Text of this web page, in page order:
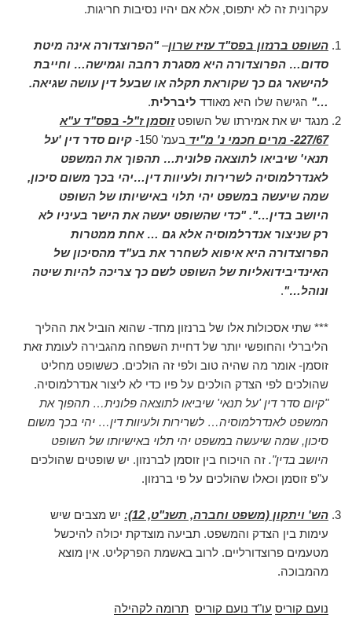
עקרונית זה לא יתפוס, אלא אם יהיו נסיבות חריגות.
השופט ברנזון בפס"ד עזיז שרון–"הפרוצדורה אינה מיטת
סדום… הפרוצדורה היא מסגרת רחבה וגמישה… וחייבת
להישאר גם כך שקוראת תקלה או שבעל דין עושה שגיאה.
…" הגישה שלו היא מאודד ליברלית.
מנגד יש את אמירתו של השופטזוסמן ז"ל- בפס"ד ע"א
227/67- מרים חכמי נ' מ"יד
בעמ' 150-
קיום סדר דין 'על
תנאי' שיביאו לתוצאה פלונית… תהפוך את המשפט
לאנדרלמוסיה לשרירות ולעיוות דין…יהי בכך משום סיכון,
שמה שיעשה במשפט יהי תלוי באישיותו של השופט
היושב בדין…". "כדי שהשופט יעשה את הישר בעיניו לא
רק שניצור אנדרלמוסיה אלא גם … אחת ממטרות
הפרוצדורה היא איפוא לשחרר את בע"ד מהסיכון של
האינדיבידואליות של השופט לשם כך צריכה להיות שיטה
ונוהל…".
*** שתי אסכולות אלו של ברנזון מחד- שהוא הוביל את ההליך
הליברלי והחופשי יותר של דחיית השפחה מהגבירה לעומת זאת
זוסמן- אומר מה שהיה טוב ולפי זה הולכים. כששופט מחליט
שהולכים לפי הצדק הולכים על פיו כדי לא ליצור אנדרלמוסיה.
"קיום סדר דין 'על תנאי' שיביאו לתוצאה פלונית… תהפוך את
המשפט לאנדרלמוסיה… לשרירות ולעיוות דין… יהי בכך משום
סיכון, שמה שיעשה במשפט יהי תלוי באישיותו של השופט
היושב בדין". זה הויכוח בין זוסמן לברנזון. יש שופטים שהולכים
ע"פ זוסמן וכאלו שהולכים על פי ברנזון.
הש' ויתקון (משפט וחברה, תשנ"ט, 12):
יש מצבים שיש
עימות בין הצדק והמשפט. תביעה מוצדקת יכולה להיכשל
מטעמים פרוצדורליים. לרוב באשמת הפרקליט. אין מוצא
מהמבוכה.
נועם קוריס עו"ד נועם קוריס תרומה לקהילה